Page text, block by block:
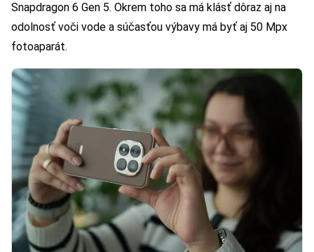
Snapdragon 6 Gen 5. Okrem toho sa má klásť dôraz aj na
odolnosť voči vode a súčasťou výbavy má byť aj 50 Mpx
fotoaparát.